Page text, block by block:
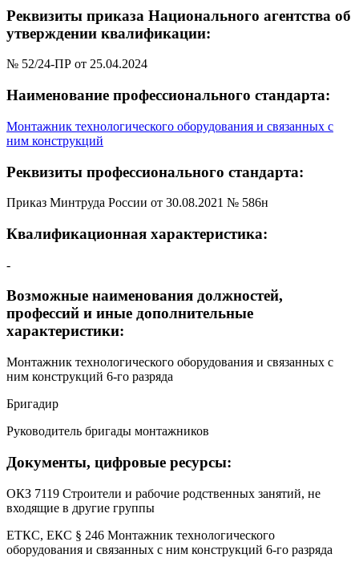
Реквизиты приказа Национального агентства об
утверждении квалификации:
№ 52/24-ПР от 25.04.2024
Наименование профессионального стандарта:
Монтажник технологического оборудования и связанных с
ним конструкций
Реквизиты профессионального стандарта:
Приказ Минтруда России от 30.08.2021 № 586н
Квалификационная характеристика:
-
Возможные наименования должностей,
профессий и иные дополнительные
характеристики:
Монтажник технологического оборудования и связанных с
ним конструкций 6-го разряда
Бригадир
Руководитель бригады монтажников
Документы, цифровые ресурсы:
ОКЗ 7119 Строители и рабочие родственных занятий, не
входящие в другие группы
ЕТКС, ЕКС § 246 Монтажник технологического
оборудования и связанных с ним конструкций 6-го разряда